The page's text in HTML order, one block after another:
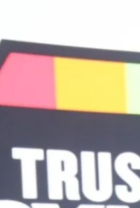
18% ลุย
อง New Growth
) หรือ SYNNEX โชว์ผลการดำ
เติบโต 17.8% และ 17.7% จ
ระกาศจ่ายเงินปันผลระหว่างกา
2569 และกำหนดจ่ายเงินปันผ